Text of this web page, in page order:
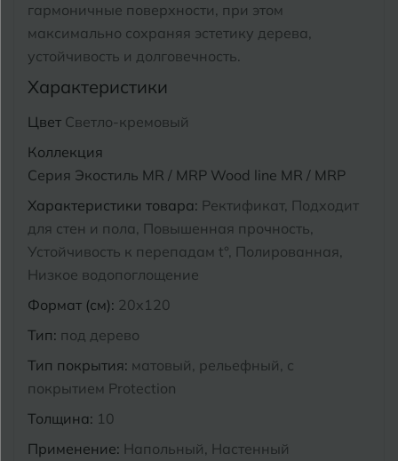
гармоничные поверхности, при этом
максимально сохраняя эстетику дерева,
устойчивость и долговечность.
Характеристики
Цвет Светло-кремовый
Коллекция
Серия Экостиль MR / MRP Wood line MR / MRP
Характеристики товара: Ректификат, Подходит
для стен и пола, Повышенная прочность,
Устойчивость к перепадам t°, Полированная,
Низкое водопоглощение
Формат (см): 20x120
Тип: под дерево
Тип покрытия: матовый, рельефный, с
покрытием Protection
Толщина: 10
Применение: Напольный, Настенный
Ковров
Кострома
Котлас
Курган
Курганинск
Магнитогорск
Майкоп
Муром
У Улан-Удэ
Х Химки
Ч Чебоксары